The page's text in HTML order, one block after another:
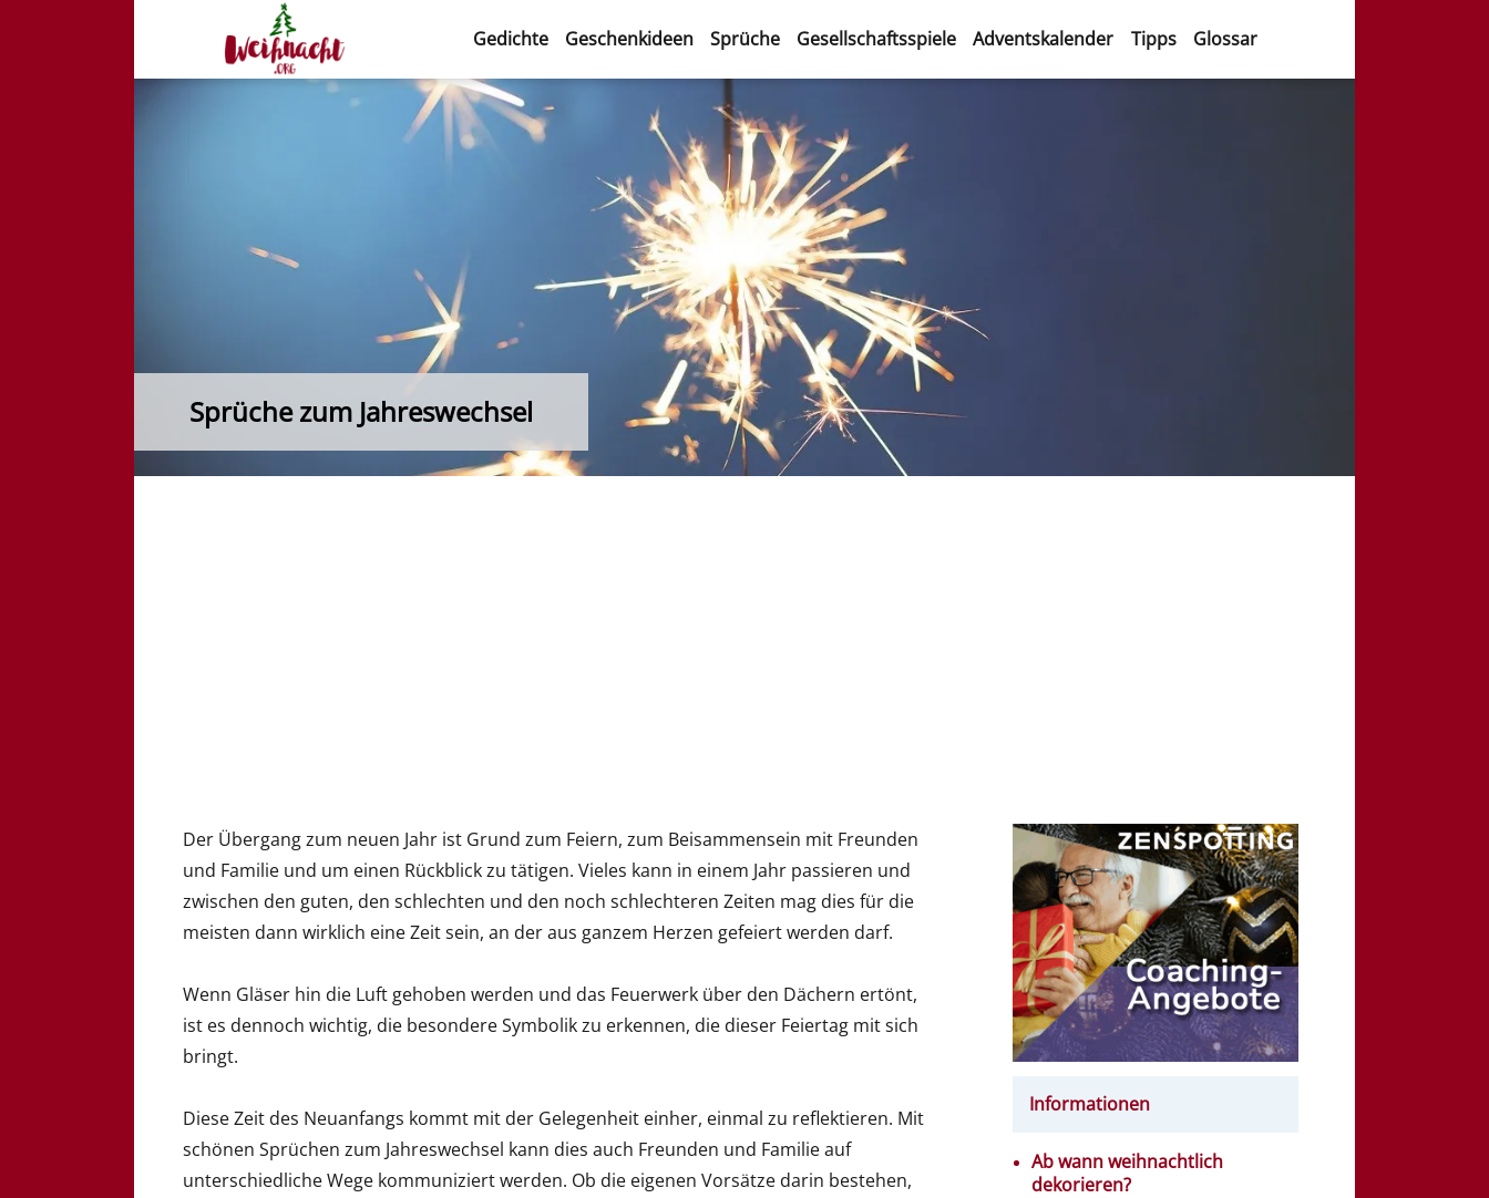
Weihnacht.org
Gedichte Geschenkideen Sprüche Gesellschaftsspiele Adventskalender Tipps Glossar
Sprüche zum Jahreswechsel
Der Übergang zum neuen Jahr ist Grund zum Feiern, zum Beisammensein mit Freunden
und Familie und um einen Rückblick zu tätigen. Vieles kann in einem Jahr passieren und
zwischen den guten, den schlechten und den noch schlechteren Zeiten mag dies für die
meisten dann wirklich eine Zeit sein, an der aus ganzem Herzen gefeiert werden darf.
Wenn Gläser hin die Luft gehoben werden und das Feuerwerk über den Dächern ertönt,
ist es dennoch wichtig, die besondere Symbolik zu erkennen, die dieser Feiertag mit sich
bringt.
Diese Zeit des Neuanfangs kommt mit der Gelegenheit einher, einmal zu reflektieren. Mit
schönen Sprüchen zum Jahreswechsel kann dies auch Freunden und Familie auf
unterschiedliche Wege kommuniziert werden. Ob die eigenen Vorsätze darin bestehen,
Informationen
Ab wann weihnachtlich
dekorieren?